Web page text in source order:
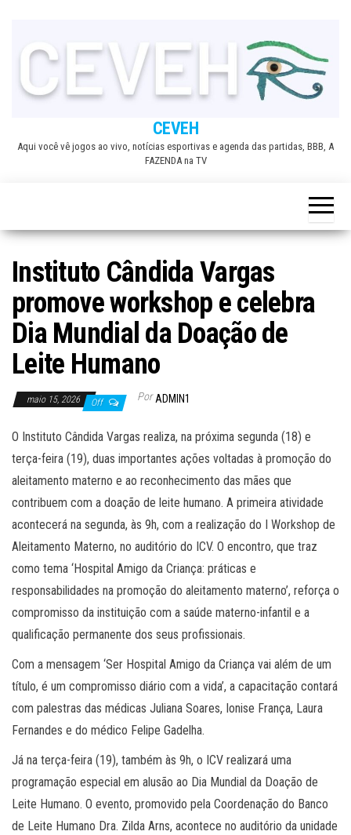
CEVEH
Aqui você vê jogos ao vivo, notícias esportivas e agenda das partidas, BBB, A
FAZENDA na TV
Instituto Cândida Vargas
promove workshop e celebra
Dia Mundial da Doação de
Leite Humano
maio 15, 2026 Off Por ADMIN1
O Instituto Cândida Vargas realiza, na próxima segunda (18) e
terça-feira (19), duas importantes ações voltadas à promoção do
aleitamento materno e ao reconhecimento das mães que
contribuem com a doação de leite humano. A primeira atividade
acontecerá na segunda, às 9h, com a realização do I Workshop de
Aleitamento Materno, no auditório do ICV. O encontro, que traz
como tema ‘Hospital Amigo da Criança: práticas e
responsabilidades na promoção do aleitamento materno’, reforça o
compromisso da instituição com a saúde materno-infantil e a
qualificação permanente dos seus profissionais.
Com a mensagem ‘Ser Hospital Amigo da Criança vai além de um
título, é um compromisso diário com a vida’, a capacitação contará
com palestras das médicas Juliana Soares, Ionise França, Laura
Fernandes e do médico Felipe Gadelha.
Já na terça-feira (19), também às 9h, o ICV realizará uma
programação especial em alusão ao Dia Mundial da Doação de
Leite Humano. O evento, promovido pela Coordenação do Banco
de Leite Humano Dra. Zilda Arns, acontece no auditório da unidade